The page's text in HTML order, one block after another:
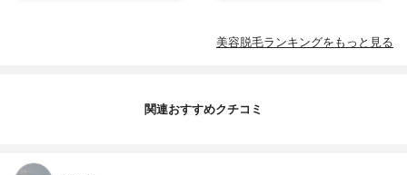
美容脱毛ランキングをもっと見る
関連おすすめクチコミ